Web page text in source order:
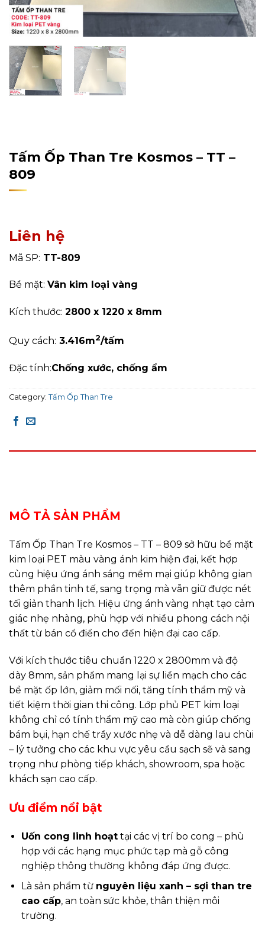
Tấm Ốp Than Tre Kosmos – TT –
809
Liên hệ
Mã SP: TT-809
Bề mặt: Vân kim loại vàng
Kích thước: 2800 x 1220 x 8mm
Quy cách: 3.416m2/tấm
Đặc tính:Chống xước, chống ẩm
Category: Tấm Ốp Than Tre
MÔ TẢ SẢN PHẨM
Tấm Ốp Than Tre Kosmos – TT – 809 sở hữu bề mặt
kim loại PET màu vàng ánh kim hiện đại, kết hợp
cùng hiệu ứng ánh sáng mềm mại giúp không gian
thêm phần tinh tế, sang trọng mà vẫn giữ được nét
tối giản thanh lịch. Hiệu ứng ánh vàng nhạt tạo cảm
giác nhẹ nhàng, phù hợp với nhiều phong cách nội
thất từ bán cổ điển cho đến hiện đại cao cấp.
Với kích thước tiêu chuẩn 1220 x 2800mm và độ
dày 8mm, sản phẩm mang lại sự liền mạch cho các
bề mặt ốp lớn, giảm mối nối, tăng tính thẩm mỹ và
tiết kiệm thời gian thi công. Lớp phủ PET kim loại
không chỉ có tính thẩm mỹ cao mà còn giúp chống
bám bụi, hạn chế trầy xước nhẹ và dễ dàng lau chùi
– lý tưởng cho các khu vực yêu cầu sạch sẽ và sang
trọng như phòng tiếp khách, showroom, spa hoặc
khách sạn cao cấp.
Ưu điểm nổi bật
Uốn cong linh hoạttại các vị trí bo cong – phù
hợp với các hạng mục phức tạp mà gỗ công
nghiệp thông thường không đáp ứng được.
Là sản phẩm từ nguyên liệu xanh – sợi than tre
cao cấp, an toàn sức khỏe, thân thiện môi
trường.